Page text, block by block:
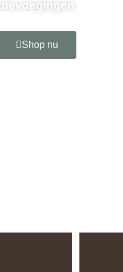
toevoegingen.
Shop nu